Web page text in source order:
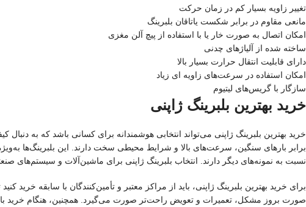
تغییر زاویه بسیار کم در زمان حرکت
مانعی مقاوم در برابر شکست یاتاقان بلبرینگ
امکان اتصال به صورت خار یا با استفاده از پیچ آلن مغزی
ساخته شده از آلیاژهای چدنی
دارای قابلیت انتقال حرارت بسیار بالا
امکان استفاده در سرعت‌های زاویه ای زیاد
سازگار با گریس‌های لیتیوم
خرید بهترین بلبرینگ ژاپنی
خرید بهترین بلبرینگ ژاپنی می‌تواند انتخابی هوشمندانه برای کسانی باشد که به دنبال
برابر بارهای سنگین، سرعت‌های بالا و شرایط محیطی سخت دارند. این بلبرینگ‌ها
نسبت به نمونه‌های دیگر دارند. انتخاب بلبرینگ ژاپنی برای ماشین‌آلات و سیستم‌های
برای خرید بهترین بلبرینگ ژاپنی، باید از مراکز معتبر و تأمین‌کنندگان با سابقه
صورت بروز مشکل، تعمیرات و تعویض راحت‌تر صورت می‌گیرد. همچنین، هنگام خرید باید